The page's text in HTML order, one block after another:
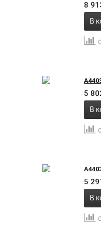
8
В
5
В
5
В